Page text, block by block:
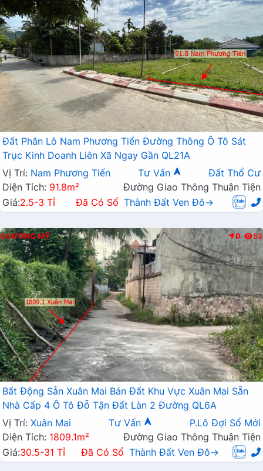
Đất Phân Lô Nam Phương Tiến Đường Thông Ô Tô Sát
Trục Kinh Doanh Liên Xã Ngay Gần QL21A
Vị Trí: Nam Phương Tiến Tư Vấn
Đất Thổ Cư
Diện Tích: 91.8m²
Đường Giao Thông Thuận Tiện
Giá:2.5-3 Tỉ Đã Có Sổ Thành Đất Ven Đô→
CHƯƠNG MỸ Đ 53
Bất Động Sản Xuân Mai Bán Đất Khu Vực Xuân Mai Sẵn
Nhà Cấp 4 Ô Tô Đỗ Tận Đất Làn 2 Đường QL6A
Vị Trí: Xuân Mai Tư Vấn
P.Lô Đợi Sổ Mới
Diện Tích: 1809.1m²
Đường Giao Thông Thuận Tiện
Giá:30.5-31 Tỉ Đã Có Sổ Thành Đất Ven Đô→